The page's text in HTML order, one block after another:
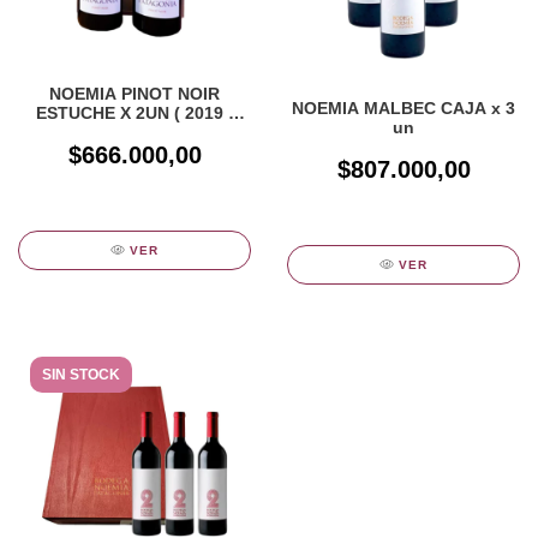
NOEMIA PINOT NOIR
ESTUCHE X 2UN ( 2019 -
$666.000,00
VER
NOEMIA MALBEC CAJA x 3
un
$807.000,00
VER
SIN STOCK